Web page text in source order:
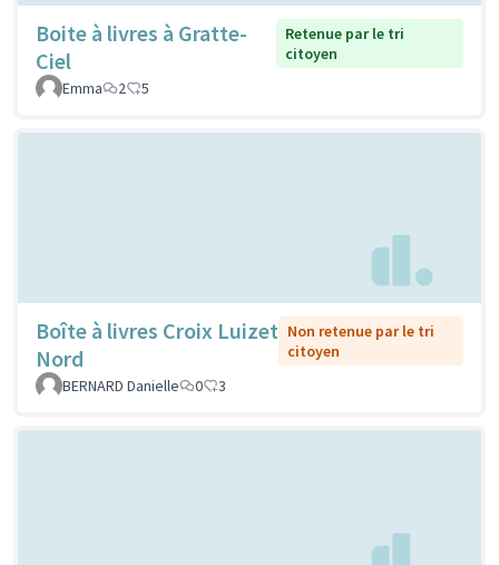
Boite à livres à Gratte-
Ciel
Retenue par le tri
citoyen
Emma
2 5
Boîte à livres Croix Luizet
Nord
Non retenue par le tri
citoyen
BERNARD Danielle
0 3